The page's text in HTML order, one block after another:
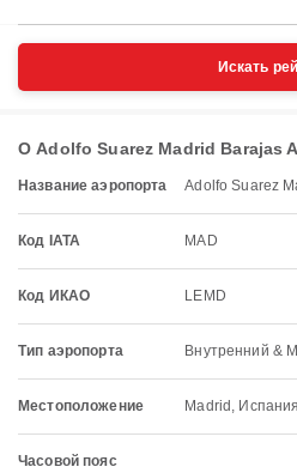
Искать
О Adolfo Suarez Madrid Barajas
Название аэропорта Adolfo Suarez
Код IATA MAD
Код ИКАО LEMD
Тип аэропорта Внутренний &
Местоположение Madrid, Испания
Часовой пояс